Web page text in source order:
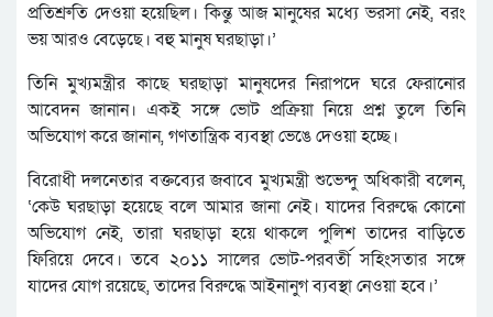
প্রতিশ্রুতি দেওয়া হয়েছিল। কিন্তু আজ মানুষের মধ্যে ভরসা নেই, বরং
ভয় আরও বেড়েছে। বহু মানুষ ঘরছাড়া।’
তিনি মুখ্যমন্ত্রীর কাছে ঘরছাড়া মানুষদের নিরাপদে ঘরে ফেরানোর
আবেদন জানান। একই সঙ্গে ভোট প্রক্রিয়া নিয়ে প্রশ্ন তুলে তিনি
অভিযোগ করে জানান, গণতান্ত্রিক ব্যবস্থা ভেঙে দেওয়া হচ্ছে।
বিরোধী দলনেতার বক্তব্যের জবাবে মুখ্যমন্ত্রী শুভেন্দু অধিকারী বলেন,
‘কেউ ঘরছাড়া হয়েছে বলে আমার জানা নেই। যাদের বিরুদ্ধে কোনো
অভিযোগ নেই, তারা ঘরছাড়া হয়ে থাকলে পুলিশ তাদের বাড়িতে
ফিরিয়ে দেবে। তবে ২০১১ সালের ভোট-পরবর্তী সহিংসতার সঙ্গে
যাদের যোগ রয়েছে, তাদের বিরুদ্ধে আইনানুগ ব্যবস্থা নেওয়া হবে।’